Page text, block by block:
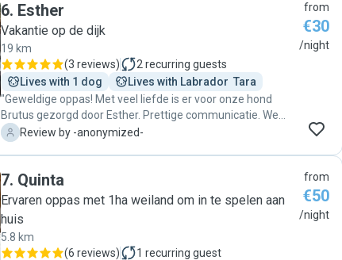
Tijdens onze afwezigheid hield Roland ons voortdurend op
de hoogte met berichten en foto's. Dat gaf enorm veel
vertrouwen en zorgde ervoor dat wij echt van onze tijd weg
konden genieten, wetende dat Baloo in de beste handen
was. Zijn liefde voor dieren, zijn betrokkenheid en de
manier waarop hij voor Baloo heeft gezorgd waren
simpelweg geweldig. Homerun on all fronts. Ik kan Roland
van harte aanbevelen aan iedereen die op zoek is naar een
betrouwbare, zorgzame en betrokken hondenoppas. Wij
6. Esther
Vakantie op de dijk
19 km
(3 reviews) 2 recurring guests
Lives with 1 dog
Lives with Labrador  Tara
"Geweldige oppas! Met veel liefde is er voor onze hond
Brutus gezorgd door Esther. Prettige communicatie. We
zijn goed op de hoogte gehouden hoe het met Brutus ging.
- Review by -anonymized-
from
€30
/night
7. Quinta
Ervaren oppas met 1ha weiland om in te spelen aan
huis
5.8 km
(6 reviews) 1 recurring guest
from
€50
/night